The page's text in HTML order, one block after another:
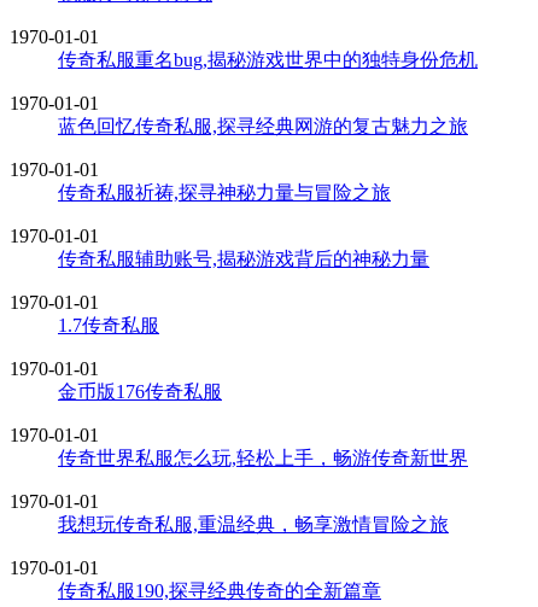
1970-01-01
传奇私服重名bug,揭秘游戏世界中的独特身份危机
1970-01-01
蓝色回忆传奇私服,探寻经典网游的复古魅力之旅
1970-01-01
传奇私服祈祷,探寻神秘力量与冒险之旅
1970-01-01
传奇私服辅助账号,揭秘游戏背后的神秘力量
1970-01-01
1.7传奇私服
1970-01-01
金币版176传奇私服
1970-01-01
传奇世界私服怎么玩,轻松上手，畅游传奇新世界
1970-01-01
我想玩传奇私服,重温经典，畅享激情冒险之旅
1970-01-01
传奇私服190,探寻经典传奇的全新篇章